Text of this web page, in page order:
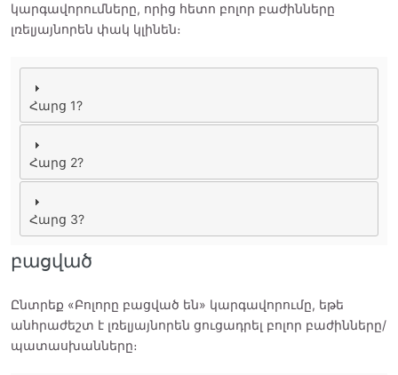
կարգավորումները, որից հետո բոլոր բաժինները
լռելյայնորեն փակ կլինեն։
Հարց 1?
Հարց 2?
Հարց 3?
բացված
Ընտրեք «Բոլորը բացված են» կարգավորումը, եթե
անհրաժեշտ է լռելյայնորեն ցուցադրել բոլոր բաժինները/
պատասխանները։